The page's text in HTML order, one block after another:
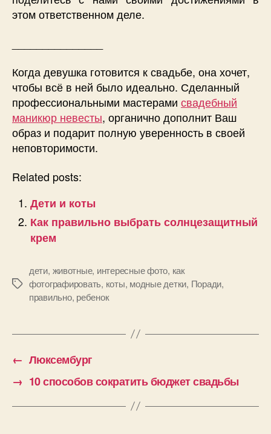
этом ответственном деле.
Когда девушка готовится к свадьбе, она хочет,
чтобы всё в ней было идеально. Сделанный
профессиональными мастерами свадебный
маникюр невесты, органично дополнит Ваш
образ и подарит полную уверенность в своей
неповторимости.
Related posts:
Дети и коты
Как правильно выбрать солнцезащитный
крем
Позначки
дети, животные, интересные фото, как
фотографировать, коты, модные детки, Поради,
правильно, ребенок
← Люксембург
→ 10 способов сократить бюджет свадьбы